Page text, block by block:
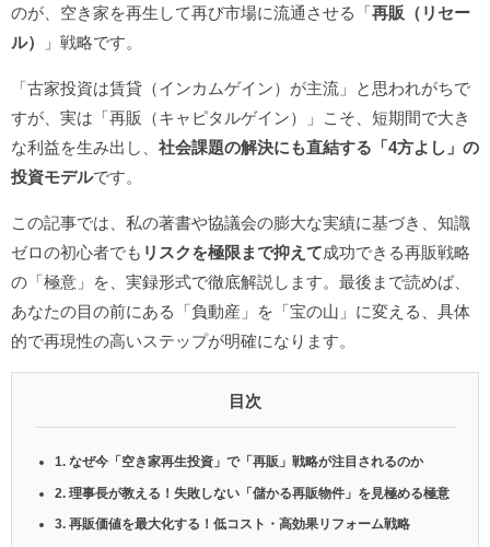
のが、空き家を再生して再び市場に流通させる「再販（リセー
ル）
」戦略です。
「古家投資は賃貸（インカムゲイン）が主流」と思われがちで
すが、実は「再販（キャピタルゲイン）」こそ、短期間で大き
な利益を生み出し、 社会課題の解決にも直結する「4方よし」の
投資モデルです。
この記事では、私の著書や協議会の膨大な実績に基づき、知識
ゼロの初心者でも リスクを極限まで抑えて成功できる再販戦略
の「極意」を、実録形式で徹底解説します。最後まで読めば、
あなたの目の前にある「負動産」を「宝の山」に変える、具体
的で再現性の高いステップが明確になります。
目次
1. なぜ今「空き家再生投資」で「再販」戦略が注目されるのか
2. 理事長が教える！失敗しない「儲かる再販物件」を見極める極意
3. 再販価値を最大化する！低コスト・高効果リフォーム戦略